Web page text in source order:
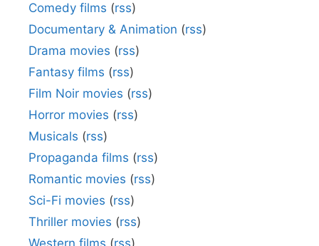
Comedy films (rss)
Documentary & Animation (rss)
Drama movies (rss)
Fantasy films (rss)
Film Noir movies (rss)
Horror movies (rss)
Musicals (rss)
Propaganda films (rss)
Romantic movies (rss)
Sci-Fi movies (rss)
Thriller movies (rss)